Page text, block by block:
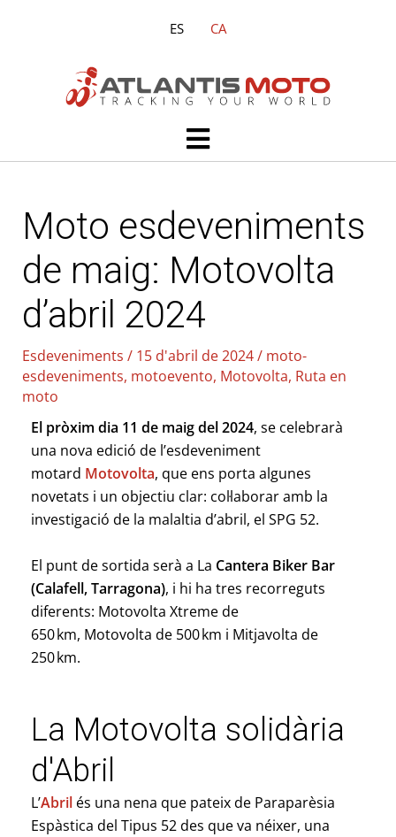
ES CA
Main
Menu
Moto esdeveniments
de maig: Motovolta
d’abril 2024
Esdeveniments / 15 d'abril de 2024/ moto-
esdeveniments, motoevento, Motovolta, Ruta en
moto
El pròxim dia 11 de maig del 2024, se celebrarà
una nova edició de l’esdeveniment
motard Motovolta, que ens porta algunes
novetats i un objectiu clar: col·laborar amb la
investigació de la malaltia d’abril, el SPG 52.
El punt de sortida serà a La Cantera BikerBar
(Calafell, Tarragona), i hi ha tres recorreguts
diferents: Motovolta Xtremede
650 km, Motovolta de 500 km i Mitjavolta de
250 km.
La Motovolta solidària
d'Abril
L’Abrilés una nena que pateix de Paraparèsia
Espàstica del Tipus 52 des que va néixer, una